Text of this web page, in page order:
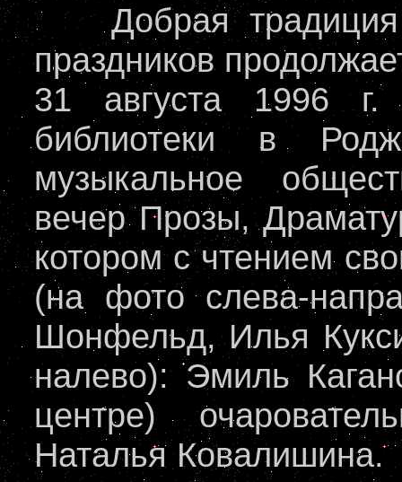
Добрая традиция
праздников
31 августа 1996
библиотеки в
музыкальное
вечер Прозы,
котором с чтением
(на фото слева-
Шонфельд, Илья
налево): Эмиль
центре)
Наталья Ковалишина.